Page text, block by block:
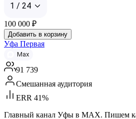
1 / 24
100 000 ₽
Добавить в корзину
Уфа Первая
Max
91 739
Смешанная аудитория
ERR 41%
Главный канал Уфы в MAX. Пишем